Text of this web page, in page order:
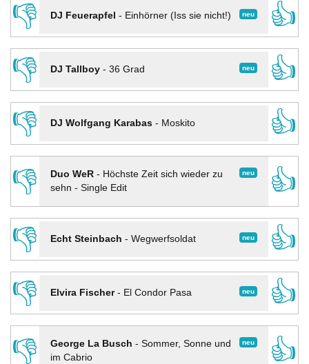
👎
neu
DJ Feuerapfel - Einhörner (Iss sie nicht!)
👍
👎
neu
DJ Tallboy- 36 Grad
👍
👎
DJ Wolfgang Karabas- Moskito
👍
👎
neu
Duo WeR- Höchste Zeit sich wieder zu
sehn - Single Edit
👍
👎
neu
Echt Steinbach - Wegwerfsoldat
👍
👎
neu
Elvira Fischer- El Condor Pasa
👍
👎
neu
George La Busch - Sommer, Sonne und
im Cabrio
👍